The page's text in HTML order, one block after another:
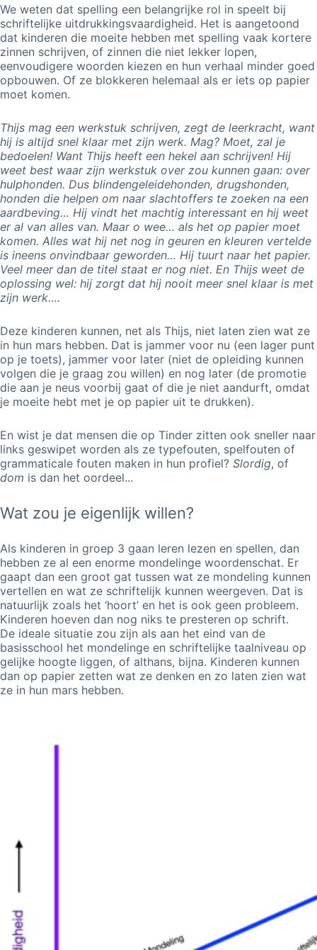
We weten dat spelling een belangrijke rol in speelt bij
schriftelijke uitdrukkingsvaardigheid. Het is aangetoond
dat kinderen die moeite hebben met spelling vaak kortere
zinnen schrijven, of zinnen die niet lekker lopen,
eenvoudigere woorden kiezen en hun verhaal minder goed
opbouwen. Of ze blokkeren helemaal als er iets op papier
moet komen.
Thijs mag een werkstuk schrijven, zegt de leerkracht, want
hij is altijd snel klaar met zijn werk. Mag? Moet, zal je
bedoelen! Want Thijs heeft een hekel aan schrijven! Hij
weet best waar zijn werkstuk over zou kunnen gaan: over
hulphonden. Dus blindengeleidehonden, drugshonden,
honden die helpen om naar slachtoffers te zoeken na een
aardbeving… Hij vindt het machtig interessant en hij weet
er al van alles van. Maar o wee… als het op papier moet
komen. Alles wat hij net nog in geuren en kleuren vertelde
is ineens onvindbaar geworden… Hij tuurt naar het papier.
Veel meer dan de titel staat er nog niet. En Thijs weet de
oplossing wel: hij zorgt dat hij nooit meer snel klaar is met
zijn werk….
Deze kinderen kunnen, net als Thijs, niet laten zien wat ze
in hun mars hebben. Dat is jammer voor nu (een lager punt
op je toets), jammer voor later (niet de opleiding kunnen
volgen die je graag zou willen) en nog later (de promotie
die aan je neus voorbij gaat of die je niet aandurft, omdat
je moeite hebt met je op papier uit te drukken).
En wist je dat mensen die op Tinder zitten ook sneller naar
links geswipet worden als ze typefouten, spelfouten of
grammaticale fouten maken in hun profiel? Slordig, of
dom is dan het oordeel...
Wat zou je eigenlijk willen?
Als kinderen in groep 3 gaan leren lezen en spellen, dan
hebben ze al een enorme mondelinge woordenschat. Er
gaapt dan een groot gat tussen wat ze mondeling kunnen
vertellen en wat ze schriftelijk kunnen weergeven. Dat is
natuurlijk zoals het ‘hoort’ en het is ook geen probleem.
Kinderen hoeven dan nog niks te presteren op schrift.
De ideale situatie zou zijn als aan het eind van de
basisschool het mondelinge en schriftelijke taalniveau op
gelijke hoogte liggen, of althans, bijna. Kinderen kunnen
dan op papier zetten wat ze denken en zo laten zien wat
ze in hun mars hebben.